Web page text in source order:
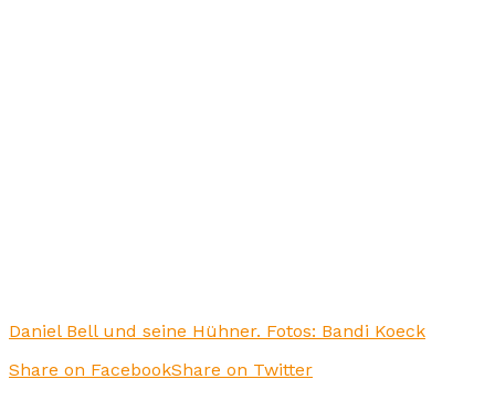
Daniel Bell und seine Hühner. Fotos: Bandi Koeck
Share on FacebookShare on Twitter